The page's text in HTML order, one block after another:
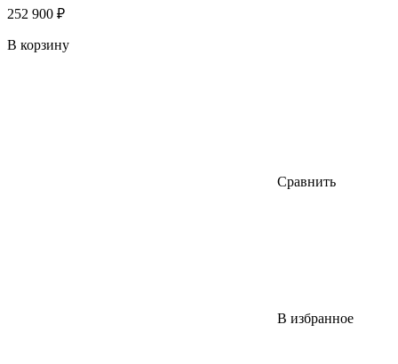
252 900 ₽
В корзину
Сравнить
В избранное